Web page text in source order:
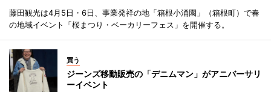
藤田観光は4月5日・6日、事業発祥の地「箱根小涌園」（箱根町）で春
の地域イベント「桜まつり・ベーカリーフェス」を開催する。
買う
ジーンズ移動販売の「デニムマン」がアニバーサリ
ーイベント